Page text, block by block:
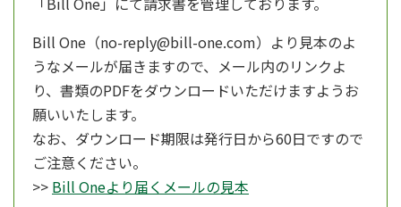
Bill One（no-reply@bill-one.com）より見本のよ
うなメールが届きますので、メール内のリンクよ
り、書類のPDFをダウンロードいただけますようお
願いいたします。
なお、ダウンロード期限は発行日から60日ですので
ご注意ください。
>> Bill Oneより届くメールの見本